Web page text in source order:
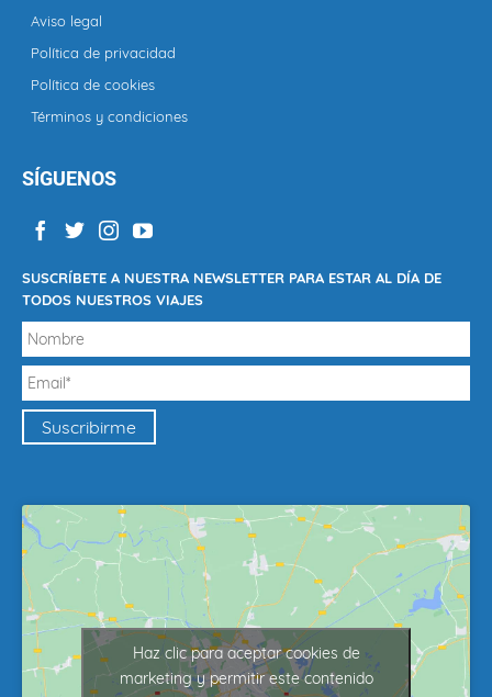
Aviso legal
Política de privacidad
Política de cookies
Términos y condiciones
SÍGUENOS
SUSCRÍBETE A NUESTRA NEWSLETTER PARA ESTAR AL DÍA DE
TODOS NUESTROS VIAJES
Haz clic para aceptar cookies de
marketing y permitir este contenido